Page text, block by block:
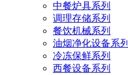
中餐炉具系列
调理存储系列
餐饮机械系列
油烟净化设备系列
冷冻保鲜系列
西餐设备系列